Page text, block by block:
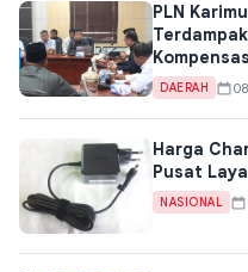
PLN
DAERAH
Harga
Pusat
NASIONAL